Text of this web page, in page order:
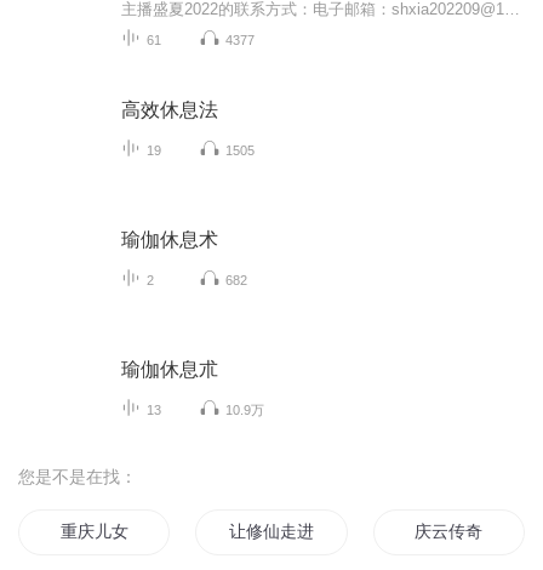
61 4377
高效休息法
19 1505
瑜伽休息术
2 682
瑜伽休息朮
13 10.9万
您是不是在找：
重庆儿女 让修仙走进教育 庆云传奇